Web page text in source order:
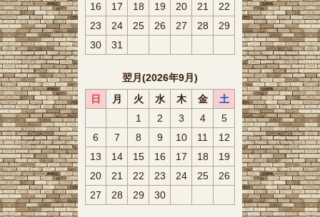
16
17 18 19 20 21
22
23
24 25 26 27 28
29
30
31
翌月(2026年9月)
日
月 火 水 木 金
土
1
2 3 4
5
6
7 8 9 10 11
12
13
14 15 16 17 18
19
20
21 22 23 24 25
26
27
28 29 30